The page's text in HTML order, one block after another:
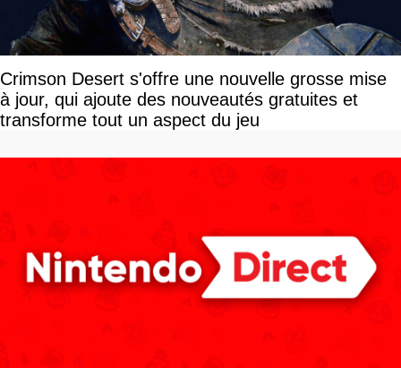
Crimson Desert s'offre une nouvelle grosse mise
à jour, qui ajoute des nouveautés gratuites et
transforme tout un aspect du jeu